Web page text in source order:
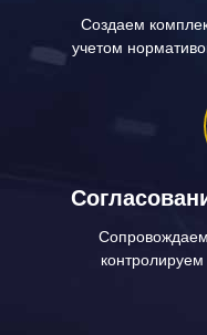
Создаем
учетом
контролируем